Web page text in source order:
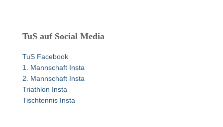
n
a
c
h
:
TuS auf Social Media
TuS Facebook
1. Mannschaft Insta
2. Mannschaft Insta
Triathlon Insta
Tischtennis Insta